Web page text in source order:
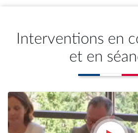
Interventions en
et en